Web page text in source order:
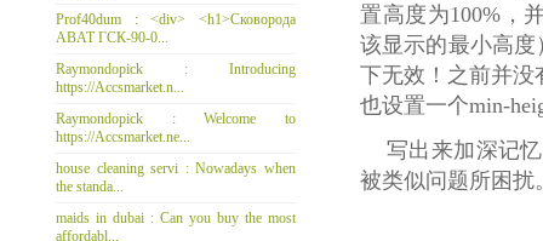
Prof40dum : <div> <h1>Сковорода
ABAT ГСК-90-0...
Raymondopick : Introducing
https://Accsmarket.n...
Raymondopick : Welcome to
https://Accsmarket.ne...
house cleaning servi : Nowadays when
the standa...
maids in dubai : Can you buy the most
affordabl...
置高度为100%，
该显示的最小高
下无效！之前并没
也设置一个min-
写出来加深记忆
被类似问题所困扰